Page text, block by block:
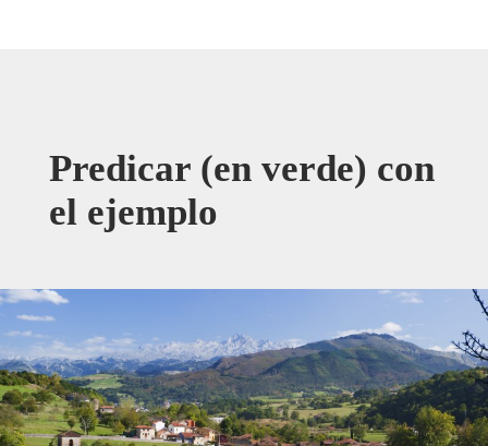
Predicar (en verde) con
el ejemplo